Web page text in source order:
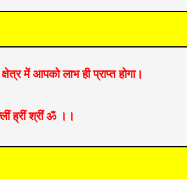
में आपको लाभ ही प्राप्त होगा।
ह्रीं श्रीं ॐ ।।